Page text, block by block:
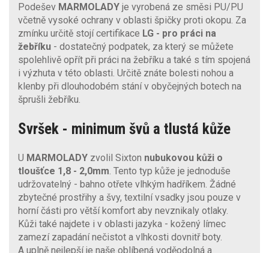
Podešev MARMOLADY je vyrobená ze směsi PU/PU
včetně vysoké ochrany v oblasti špičky proti okopu. Za
zmínku určitě stojí certifikace LG - pro práci na
žebříku - dostatečný podpatek, za který se můžete
spolehlivě opřít při práci na žebříku a také s tím spojená
i výzhuta v této oblasti. Určitě znáte bolesti nohou a
klenby při dlouhodobém stání v obyčejných botech na
šprušli žebříku.
Svršek - minimum švů a tlustá kůže
U MARMOLADY zvolil Sixton nubukovou kůži o
tloušťce 1,8 - 2,0mm . Tento typ kůže je jednoduše
udržovatelný - bahno otřete vlhkým hadříkem. Žádné
zbytečné prostřihy a švy, textilní vsadky jsou pouze v
horní části pro větší komfort aby nevznikaly otlaky.
Kůži také najdete i v oblasti jazyka - kožený límec
zamezí zapadání nečistot a vlhkosti dovnitř boty.
A uplně nejlepší je naše oblíbená voděodolná a